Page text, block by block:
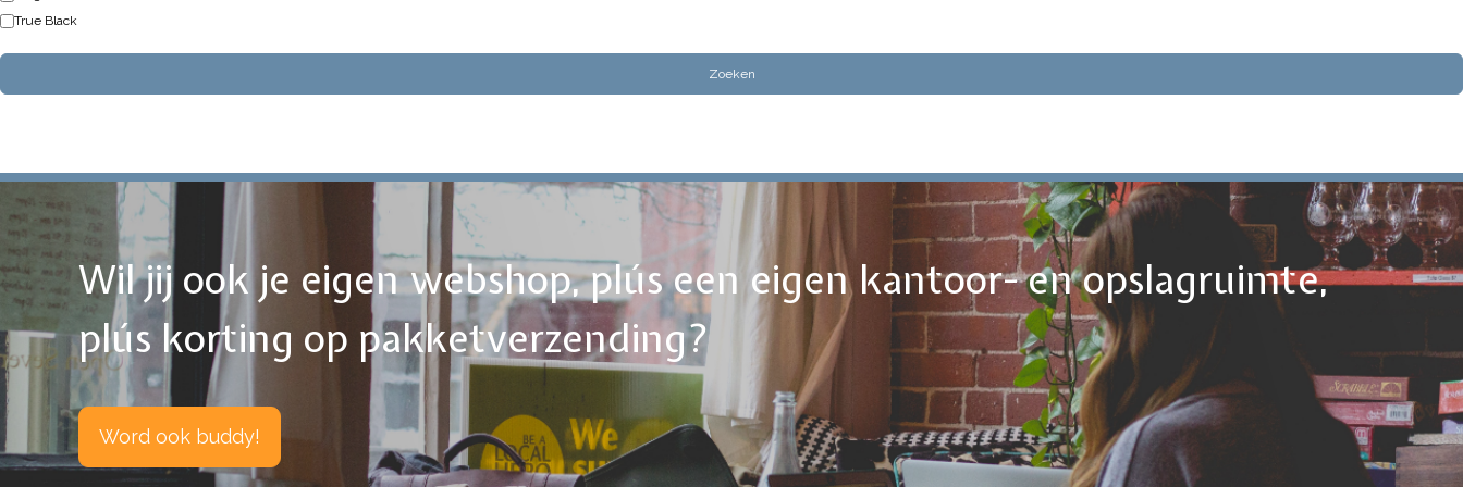
True Black
Wil jij ook je eigen webshop, plús een eigen kantoor- en opslagruimte,
plús korting op pakketverzending?
Word ook buddy!